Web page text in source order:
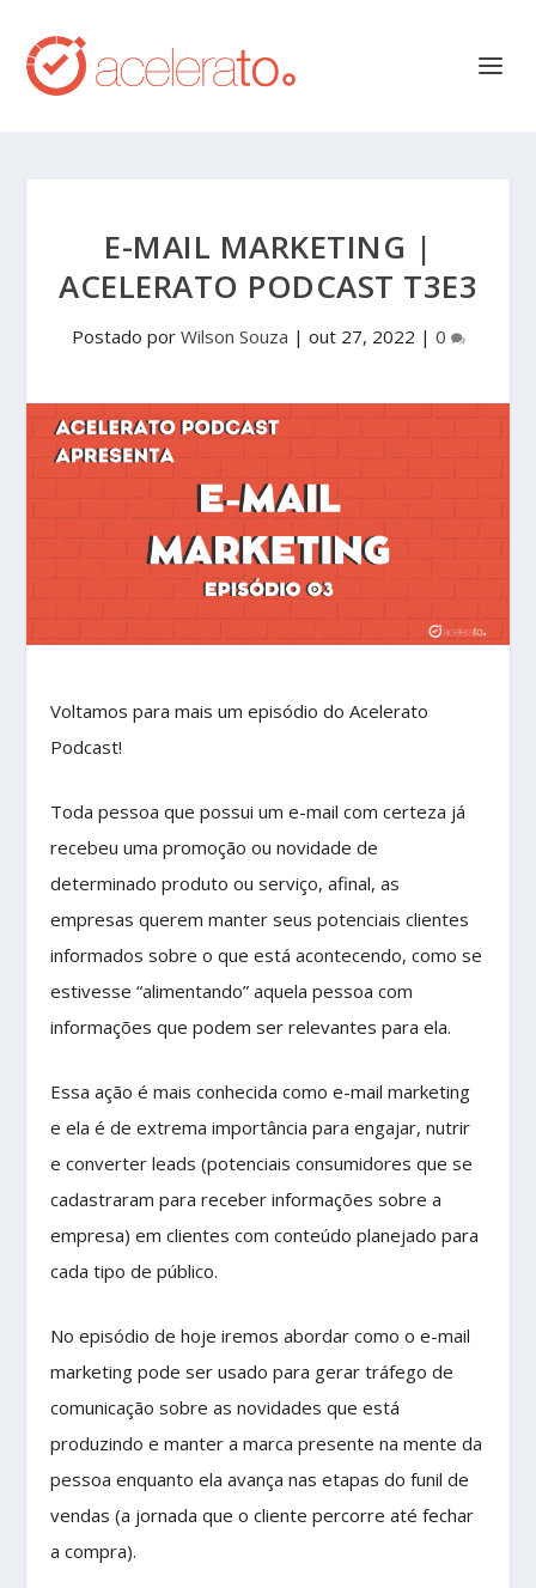
E-MAIL MARKETING |
ACELERATO PODCAST T3E3
Postado por Wilson Souza | out 27, 2022 | 0
Voltamos para mais um episódio do Acelerato
Podcast!
Toda pessoa que possui um e-mail com certeza já
recebeu uma promoção ou novidade de
determinado produto ou serviço, afinal, as
empresas querem manter seus potenciais clientes
informados sobre o que está acontecendo, como se
estivesse “alimentando” aquela pessoa com
informações que podem ser relevantes para ela.
Essa ação é mais conhecida como e-mail marketing
e ela é de extrema importância para engajar, nutrir
e converter leads (potenciais consumidores que se
cadastraram para receber informações sobre a
empresa) em clientes com conteúdo planejado para
cada tipo de público.
No episódio de hoje iremos abordar como o e-mail
marketing pode ser usado para gerar tráfego de
comunicação sobre as novidades que está
produzindo e manter a marca presente na mente da
pessoa enquanto ela avança nas etapas do funil de
vendas (a jornada que o cliente percorre até fechar
a compra).